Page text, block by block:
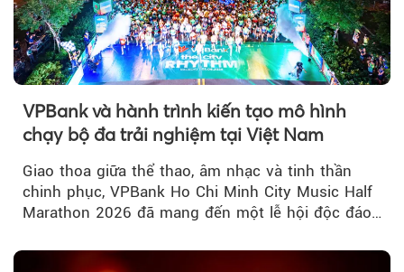
VPBank và hành trình kiến tạo mô hình
chạy bộ đa trải nghiệm tại Việt Nam
Giao thoa giữa thể thao, âm nhạc và tinh thần
chinh phục, VPBank Ho Chi Minh City Music Half
Marathon 2026 đã mang đến một lễ hội độc đáo